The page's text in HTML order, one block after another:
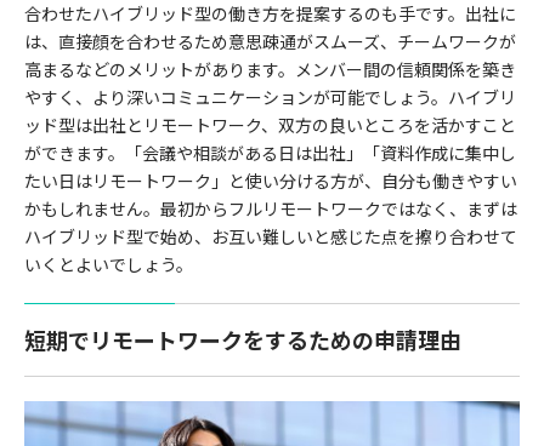
合わせたハイブリッド型の働き方を提案するのも手です。出社に
は、直接顔を合わせるため意思疎通がスムーズ、チームワークが
高まるなどのメリットがあります。メンバー間の信頼関係を築き
やすく、より深いコミュニケーションが可能でしょう。ハイブリ
ッド型は出社とリモートワーク、双方の良いところを活かすこと
ができます。「会議や相談がある日は出社」「資料作成に集中し
たい日はリモートワーク」と使い分ける方が、自分も働きやすい
かもしれません。最初からフルリモートワークではなく、まずは
ハイブリッド型で始め、お互い難しいと感じた点を擦り合わせて
いくとよいでしょう。
短期でリモートワークをするための申請理由